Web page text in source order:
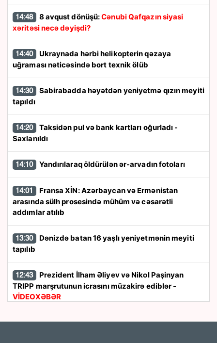
14:48 8 avqust dönüşü:Cənubi Qafqazın siyasi
xəritəsi necə dəyişdi?
14:40
uğraması nəticəsində bort texnik ölüb
14:30
tapıldı
14:20
Saxlanıldı
14:10 Yandırılaraq öldürülən ər-arvadın fotoları
14:01
arasında sülh prosesində mühüm və cəsarətli
addımlar atılıb
13:30
tapılıb
12:43
TRIPP marşrutunun icrasını müzakirə ediblər -
VİDEOXƏBƏR
12:32 Cənubi Qafqazda 8 avqust simvolizmi:Rusiya